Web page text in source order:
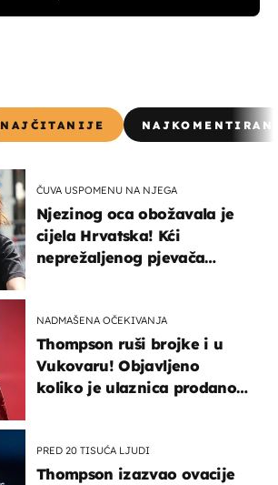
NAJČITANIJE
ČUVA USPOMENU NA NJEGA
Njezinog oca obožavala je
cijela Hrvatska! Kći
neprežaljenog pjevača
NADMAŠENA OČEKIVANJA
Thompson ruši brojke i u
Vukovaru! Objavljeno
koliko je ulaznica prodano
PRED 20 TISUĆA LJUDI
Thompson izazvao ovacije